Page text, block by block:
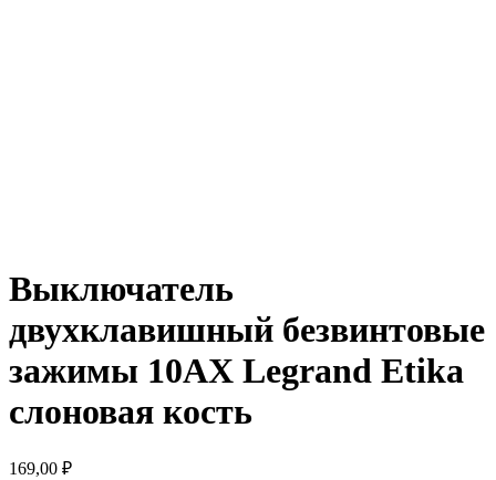
Выключатель
двухклавишный безвинтовые
зажимы 10АХ Legrand Etika
слоновая кость
169,00 ₽